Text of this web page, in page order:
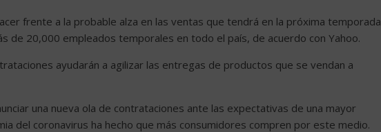
frente a la probable alza en las ventas que tendrá en la próxima temporada
de 20,000 empleados temporales en todo el país, de acuerdo con Yahoo.
ayudarán a agilizar las entregas de productos que se vendan a
una nueva ola de contrataciones ante las expectativas de una mayor
del coronavirus ha hecho que más consumidores compren por este medio.